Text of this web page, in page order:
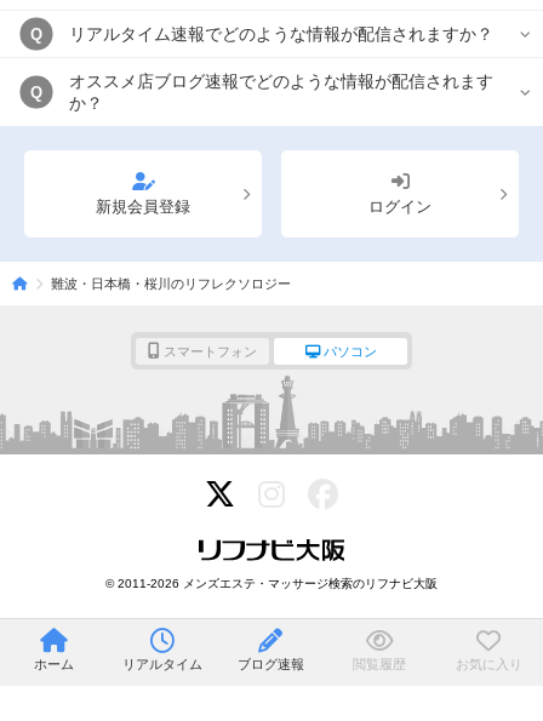
Q リアルタイム速報でどのような情報が配信されますか？
Q
オススメ店ブログ速報でどのような情報が配信されます
か？
新規会員登録 ログイン
難波・日本橋・桜川のリフレクソロジー
スマートフォン パソコン
© 2011-2026 メンズエステ・マッサージ検索のリフナビ大阪
ホーム リアルタイム ブログ速報 閲覧履歴 お気に入り